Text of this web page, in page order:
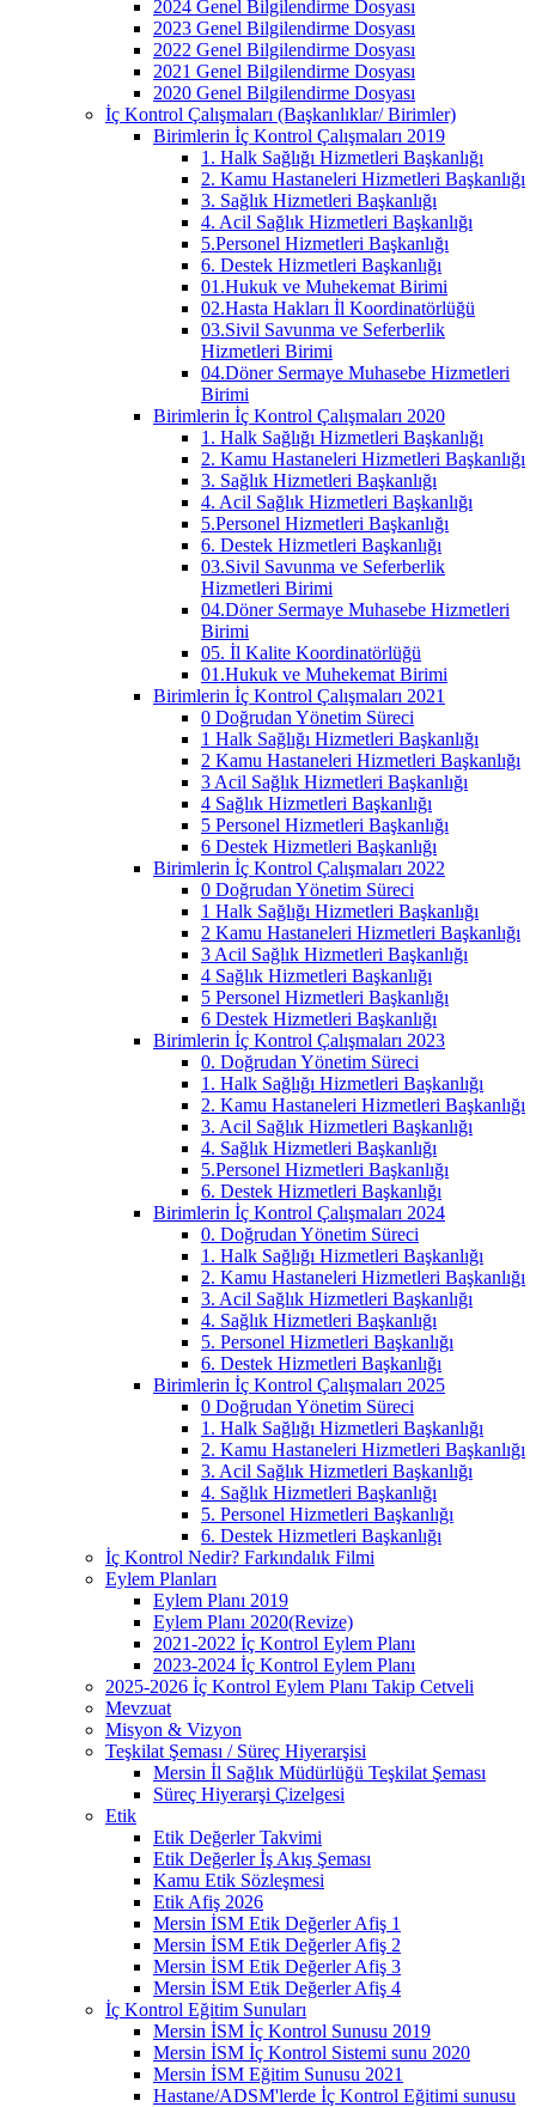
2024 Genel Bilgilendirme Dosyası
2023 Genel Bilgilendirme Dosyası
2022 Genel Bilgilendirme Dosyası
2021 Genel Bilgilendirme Dosyası
2020 Genel Bilgilendirme Dosyası
İç Kontrol Çalışmaları (Başkanlıklar/ Birimler)
Birimlerin İç Kontrol Çalışmaları 2019
1. Halk Sağlığı Hizmetleri Başkanlığı
2. Kamu Hastaneleri Hizmetleri Başkanlığı
3. Sağlık Hizmetleri Başkanlığı
4. Acil Sağlık Hizmetleri Başkanlığı
5.Personel Hizmetleri Başkanlığı
6. Destek Hizmetleri Başkanlığı
01.Hukuk ve Muhekemat Birimi
02.Hasta Hakları İl Koordinatörlüğü
03.Sivil Savunma ve Seferberlik
Hizmetleri Birimi
04.Döner Sermaye Muhasebe Hizmetleri
Birimi
Birimlerin İç Kontrol Çalışmaları 2020
1. Halk Sağlığı Hizmetleri Başkanlığı
2. Kamu Hastaneleri Hizmetleri Başkanlığı
3. Sağlık Hizmetleri Başkanlığı
4. Acil Sağlık Hizmetleri Başkanlığı
5.Personel Hizmetleri Başkanlığı
6. Destek Hizmetleri Başkanlığı
03.Sivil Savunma ve Seferberlik
Hizmetleri Birimi
04.Döner Sermaye Muhasebe Hizmetleri
Birimi
05. İl Kalite Koordinatörlüğü
01.Hukuk ve Muhekemat Birimi
Birimlerin İç Kontrol Çalışmaları 2021
0 Doğrudan Yönetim Süreci
1 Halk Sağlığı Hizmetleri Başkanlığı
2 Kamu Hastaneleri Hizmetleri Başkanlığı
3 Acil Sağlık Hizmetleri Başkanlığı
4 Sağlık Hizmetleri Başkanlığı
5 Personel Hizmetleri Başkanlığı
6 Destek Hizmetleri Başkanlığı
Birimlerin İç Kontrol Çalışmaları 2022
0 Doğrudan Yönetim Süreci
1 Halk Sağlığı Hizmetleri Başkanlığı
2 Kamu Hastaneleri Hizmetleri Başkanlığı
3 Acil Sağlık Hizmetleri Başkanlığı
4 Sağlık Hizmetleri Başkanlığı
5 Personel Hizmetleri Başkanlığı
6 Destek Hizmetleri Başkanlığı
Birimlerin İç Kontrol Çalışmaları 2023
0. Doğrudan Yönetim Süreci
1. Halk Sağlığı Hizmetleri Başkanlığı
2. Kamu Hastaneleri Hizmetleri Başkanlığı
3. Acil Sağlık Hizmetleri Başkanlığı
4. Sağlık Hizmetleri Başkanlığı
5.Personel Hizmetleri Başkanlığı
6. Destek Hizmetleri Başkanlığı
Birimlerin İç Kontrol Çalışmaları 2024
0. Doğrudan Yönetim Süreci
1. Halk Sağlığı Hizmetleri Başkanlığı
2. Kamu Hastaneleri Hizmetleri Başkanlığı
3. Acil Sağlık Hizmetleri Başkanlığı
4. Sağlık Hizmetleri Başkanlığı
5. Personel Hizmetleri Başkanlığı
6. Destek Hizmetleri Başkanlığı
Birimlerin İç Kontrol Çalışmaları 2025
0 Doğrudan Yönetim Süreci
1. Halk Sağlığı Hizmetleri Başkanlığı
2. Kamu Hastaneleri Hizmetleri Başkanlığı
3. Acil Sağlık Hizmetleri Başkanlığı
4. Sağlık Hizmetleri Başkanlığı
5. Personel Hizmetleri Başkanlığı
6. Destek Hizmetleri Başkanlığı
İç Kontrol Nedir? Farkındalık Filmi
Eylem Planları
Eylem Planı 2019
Eylem Planı 2020(Revize)
2021-2022 İç Kontrol Eylem Planı
2023-2024 İç Kontrol Eylem Planı
2025-2026 İç Kontrol Eylem Planı Takip Cetveli
Mevzuat
Misyon & Vizyon
Teşkilat Şeması / Süreç Hiyerarşisi
Mersin İl Sağlık Müdürlüğü Teşkilat Şeması
Süreç Hiyerarşi Çizelgesi
Etik
Etik Değerler Takvimi
Etik Değerler İş Akış Şeması
Kamu Etik Sözleşmesi
Etik Afiş 2026
Mersin İSM Etik Değerler Afiş 1
Mersin İSM Etik Değerler Afiş 2
Mersin İSM Etik Değerler Afiş 3
Mersin İSM Etik Değerler Afiş 4
İç Kontrol Eğitim Sunuları
Mersin İSM İç Kontrol Sunusu 2019
Mersin İSM İç Kontrol Sistemi sunu 2020
Mersin İSM Eğitim Sunusu 2021
Hastane/ADSM'lerde İç Kontrol Eğitimi sunusu